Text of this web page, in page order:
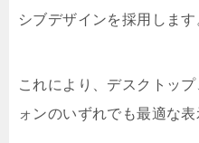
シブデザインを採用します
これにより、デスクトッ
ォンのいずれでも最適な表